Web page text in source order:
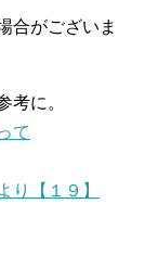
合がございま
考に。
て
り【１９】